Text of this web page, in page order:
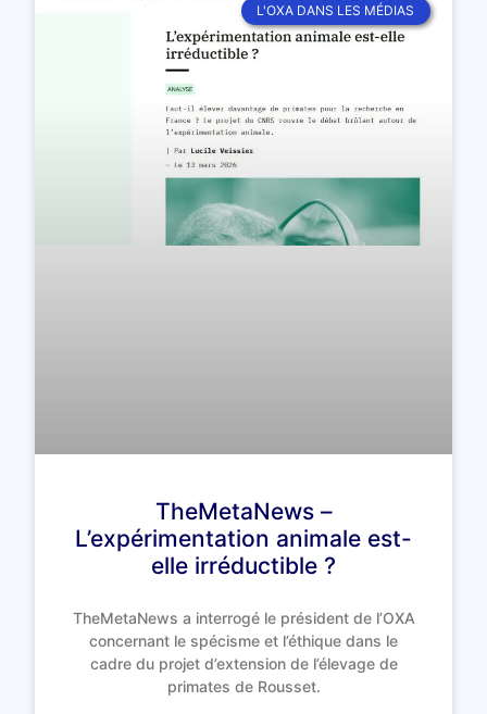
L'OXA DANS LES MÉDIAS
TheMetaNews –
L’expérimentation animale est-
elle irréductible ?
TheMetaNews a interrogé le président de l’OXA
concernant le spécisme et l’éthique dans le
cadre du projet d’extension de l’élevage de
primates de Rousset.